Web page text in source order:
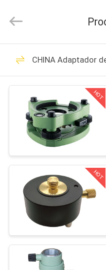
CASA
PRODUTOS
SOBRE
NÓS
EXCURSÃO
FÁBRICA
CONTROLE
DA
QUALIDADE
Survey
Instrument
Rights
Prisma
do refletor
Prism
CHINA Adaptador
HOT
HOT